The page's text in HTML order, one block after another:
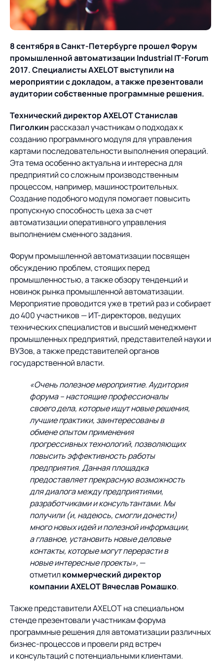
О компании
ИТ-аккредитация
Карьера
Партнеры
Импортозамещение
Продукты
Управление цепями
поставок
Управление складами
и транспортным парком
Интегрированное
планирование
Управление
контейнерным
терминалом
Оптимизация в цепях
поставок
Управление двором
консалтинг
Роботизация
Оборудование для склада
AXELOT AI
Услуги
Логистический
консалтинг
Автоматизация
процессов
Техническое оснащение
Постпроектное
сопровождение
Нетворкинг и обмен
опытом вместе с AXELOT
Облачные сервисы
Формирование центров
компетенций
Пресс-центр
Мероприятия
Архив мероприятий
Проекты
Проекты
Контакты
Контакты
Академия
Предложение для
учебных заведений
База знаний
8 сентября в Санкт-Петербурге прошел Форум
промышленной автоматизации Industrial IT-Forum
2017. Специалисты AXELOT выступили на
мероприятии с докладом, а также презентовали
аудитории собственные программные решения.
Технический директор AXELOT Станислав
Пиголкин рассказал участникам о подходах к
созданию программного модуля для управления
картами последовательности выполнения операций.
Эта тема особенно актуальна и интересна для
предприятий со сложным производственным
процессом, например, машиностроительных.
Создание подобного модуля помогает повысить
пропускную способность цеха за счет
автоматизации оперативного управления
выполнением сменного задания.
Форум промышленной автоматизации посвящен
обсуждению проблем, стоящих перед
промышленностью, а также обзору тенденций и
новинок рынка промышленной автоматизации.
Мероприятие проводится уже в третий раз и собирает
до 400 участников — ИТ-директоров, ведущих
технических специалистов и высший менеджмент
промышленных предприятий, представителей науки и
ВУЗов, а также представителей органов
государственной власти.
«Очень полезное мероприятие. Аудитория
форума – настоящие профессионалы
своего дела, которые ищут новые решения,
лучшие практики, заинтересованы в
обмене опытом применения
прогрессивных технологий, позволяющих
повысить эффективность работы
предприятия. Данная площадка
предоставляет прекрасную возможность
для диалога между предприятиями,
разработчиками и консультантами. Мы
получили (и, надеюсь, смогли донести)
много новых идей и полезной информации,
а главное, установить новые деловые
контакты, которые могут перерасти в
новые интересные проекты», —
отметилкоммерческий директор
компании AXELOT Вячеслав Ромашко.
Также представители AXELOT на специальном
стенде презентовали участникам форума
программные решения для автоматизации различных
бизнес-процессов и провели ряд встреч
и консультаций с потенциальными клиентами.